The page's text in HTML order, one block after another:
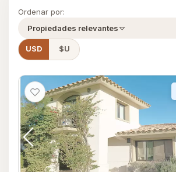
Ordenar por:
Propiedades relevantes
USD $U